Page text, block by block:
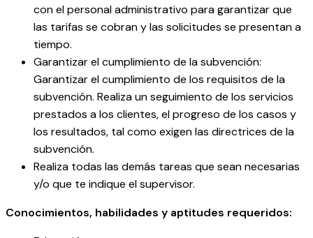
con el personal administrativo para garantizar que
las tarifas se cobran y las solicitudes se presentan a
tiempo.
Garantizar el cumplimiento de la subvención:
Garantizar el cumplimiento de los requisitos de la
subvención. Realiza un seguimiento de los servicios
prestados a los clientes, el progreso de los casos y
los resultados, tal como exigen las directrices de la
subvención.
Realiza todas las demás tareas que sean necesarias
y/o que te indique el supervisor.
Conocimientos, habilidades y aptitudes requeridos: